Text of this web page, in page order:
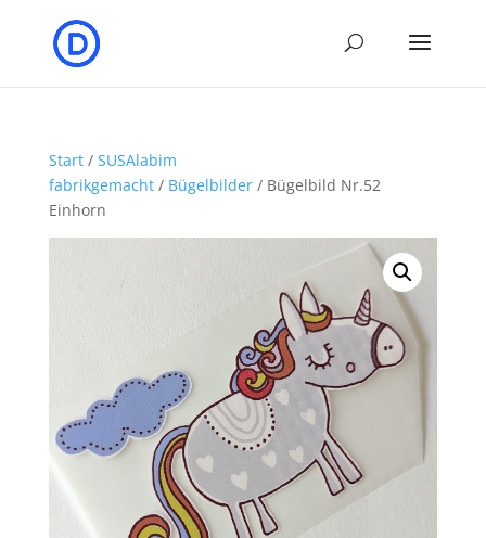
Start/ SUSAlabim
fabrikgemacht/ Bügelbilder/ Bügelbild Nr.52
Einhorn